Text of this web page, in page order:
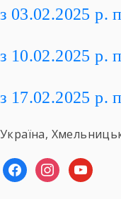
з 03.02.2025 р.
з 10.02.2025 р.
з 17.02.2025 р.
Україна,
facebookinstagram
youtube